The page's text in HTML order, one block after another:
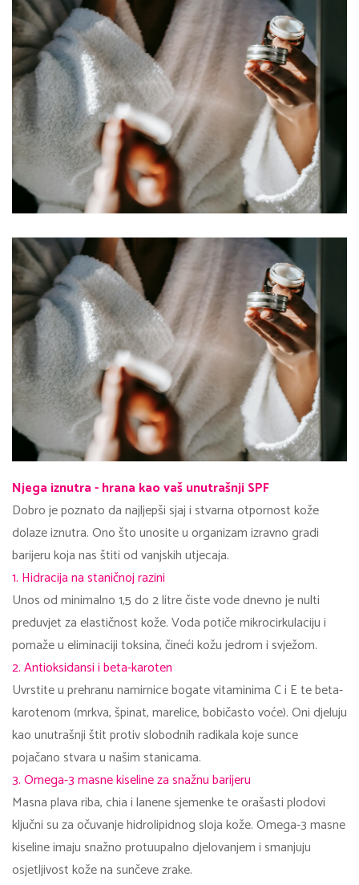
Njega iznutra - hrana kao vaš unutrašnji SPF
Dobro je poznato da najljepši sjaj i stvarna otpornost kože
dolaze iznutra. Ono što unosite u organizam izravno gradi
barijeru koja nas štiti od vanjskih utjecaja.
1. Hidracija na staničnoj razini
Unos od minimalno 1,5 do 2 litre čiste vode dnevno je nulti
preduvjet za elastičnost kože. Voda potiče mikrocirkulaciju i
pomaže u eliminaciji toksina, čineći kožu jedrom i svježom.
2. Antioksidansi i beta-karoten
Uvrstite u prehranu namirnice bogate vitaminima C i E te beta-
karotenom (mrkva, špinat, marelice, bobičasto voće). Oni djeluju
kao unutrašnji štit protiv slobodnih radikala koje sunce
pojačano stvara u našim stanicama.
3. Omega-3 masne kiseline za snažnu barijeru
Masna plava riba, chia i lanene sjemenke te orašasti plodovi
ključni su za očuvanje hidrolipidnog sloja kože. Omega-3 masne
kiseline imaju snažno protuupalno djelovanjem i smanjuju
osjetljivost kože na sunčeve zrake.